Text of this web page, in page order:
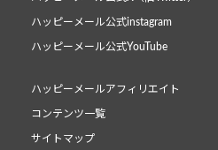
ハッピーメール公式instagram
ハッピーメール公式YouTube
ハッピーメールアフィリエイト
コンテンツ一覧
サイトマップ